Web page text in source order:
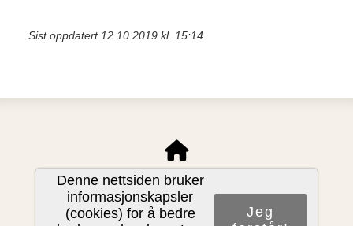
Sist oppdatert 12.10.2019 kl. 15:14
Norsk Schäferhund Klub
c/o Arne Kristianstuen, Åsheimvn. 4
1461 Lørenskog
Denne nettsiden bruker
informasjonskapsler
(cookies) for å bedre
Jeg